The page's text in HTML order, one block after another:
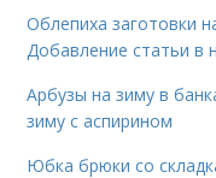
Облепиха заготовки
Добавление статьи в
Арбузы на зиму в
зиму с аспирином
Юбка брюки со